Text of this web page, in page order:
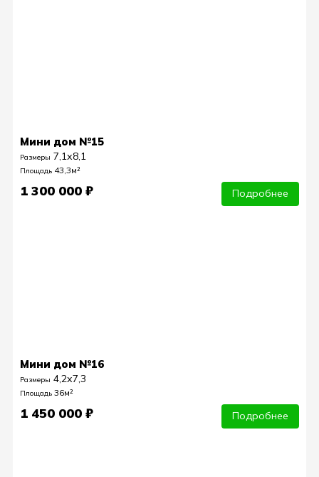
Мини дом №15
Размеры 7,1х8,1
Площадь 43,3м²
1 300 000 ₽ Подробнее
Мини дом №16
Размеры 4,2х7,3
Площадь 36м²
1 450 000 ₽ Подробнее